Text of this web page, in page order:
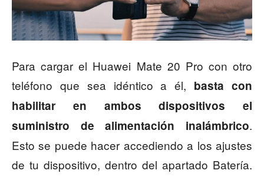
Para cargar el Huawei Mate 20 Pro con otro
teléfono que sea idéntico a él, basta con
habilitar en ambos dispositivos el
suministro de alimentación inalámbrico.
Esto se puede hacer accediendo a los ajustes
de tu dispositivo, dentro del apartado Batería.